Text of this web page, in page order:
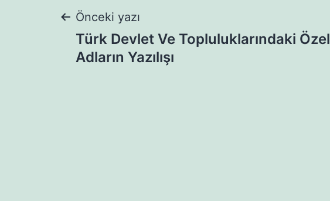
Yazı
gezinmesi
Önceki yazı
Türk Devlet Ve Topluluklarındaki Özel
Adların Yazılışı